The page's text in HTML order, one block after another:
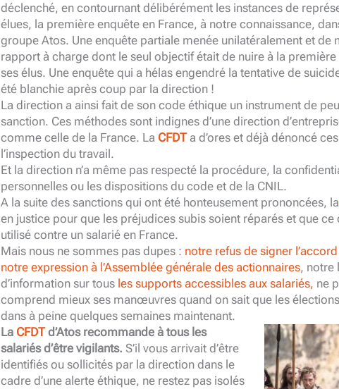
déclenché, en contournant délibérément les instances de
élues, la première enquête en France, à notre connaissance,
groupe Atos. Une enquête partiale menée unilatéralement et de
rapport à charge dont le seul objectif était de nuire à la
ses élus. Une enquête qui a hélas engendré la tentative de
été blanchie après coup par la direction !
La direction a ainsi fait de son code éthique un instrument de
sanction. Ces méthodes sont indignes d’une direction
comme celle de la France. La CFDTa d’ores et déjà dénoncé
l’inspection du travail.
Et la direction n’a même pas respecté la procédure, la
personnelles ou les dispositions du code et de la CNIL.
A la suite des sanctions qui ont été honteusement prononcées, la
en justice pour que les préjudices subis soient réparés et que ce
utilisé contre un salarié en France.
Mais nous ne sommes pas dupes : notre refus de signer
notre expression à l’Assemblée générale des actionnaires, notre
d’information sur tous les supports accessibles aux salariés, ne
comprend mieux ses manœuvres quand on sait que les
dans à peine quelques semaines maintenant.
La CFDTd’Atos recommande à tous les
salariés d’être vigilants. S’il vous arrivait d’être
identifiés ou sollicités par la direction dans le
cadre d’une alerte éthique, ne restez pas isolés